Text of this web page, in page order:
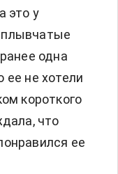
это у
одна
ее не хотели
короткого
что
ее